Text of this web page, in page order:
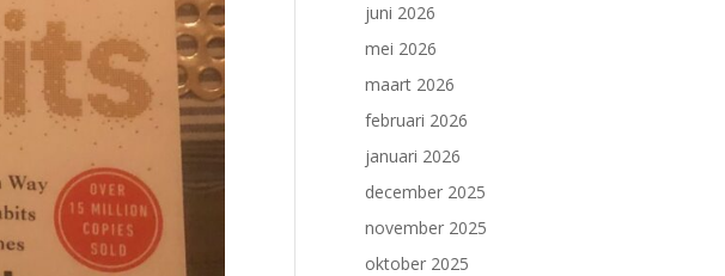
juni 2026
mei 2026
maart 2026
februari 2026
januari 2026
december 2025
november 2025
oktober 2025